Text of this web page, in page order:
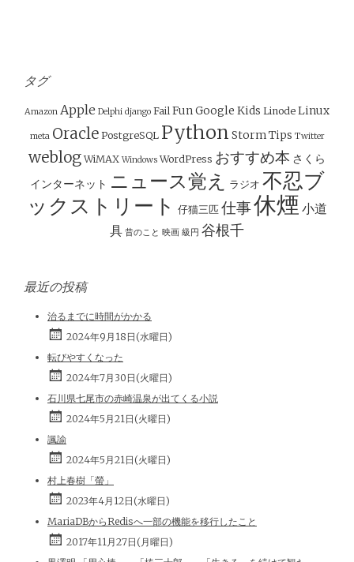
タグ
Amazon Apple Delphi django Fail FunGoogle Kids Linode Linux
meta Oracle PostgreSQL Python StormTips Twitter
weblog WiMAX Windows WordPress おすすめ本 さくら
インターネット ニュース覚え ラジオ 不忍ブ
ックストリート
仔猫三匹 仕事休煙 小道
具 昔のこと 映画 級円 谷根千
最近の投稿
治るまでに時間がかかる
2024年9月18日(水曜日)
転びやすくなった
2024年7月30日(火曜日)
石川県七尾市の赤崎温泉が出てくる小説
2024年5月21日(火曜日)
諷諭
2024年5月21日(火曜日)
村上春樹「螢」
2023年4月12日(水曜日)
MariaDBからRedisへ一部の機能を移行したこと
2017年11月27日(月曜日)